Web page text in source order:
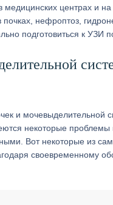
центрах и
нефроптоз,
подготовиться к УЗИ
и мочевыделительной
некоторые
Вот некоторые из
своевременному